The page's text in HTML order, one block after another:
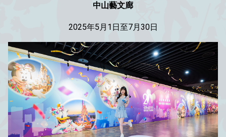
中山藝文廊
2025年5月1日至7月30日